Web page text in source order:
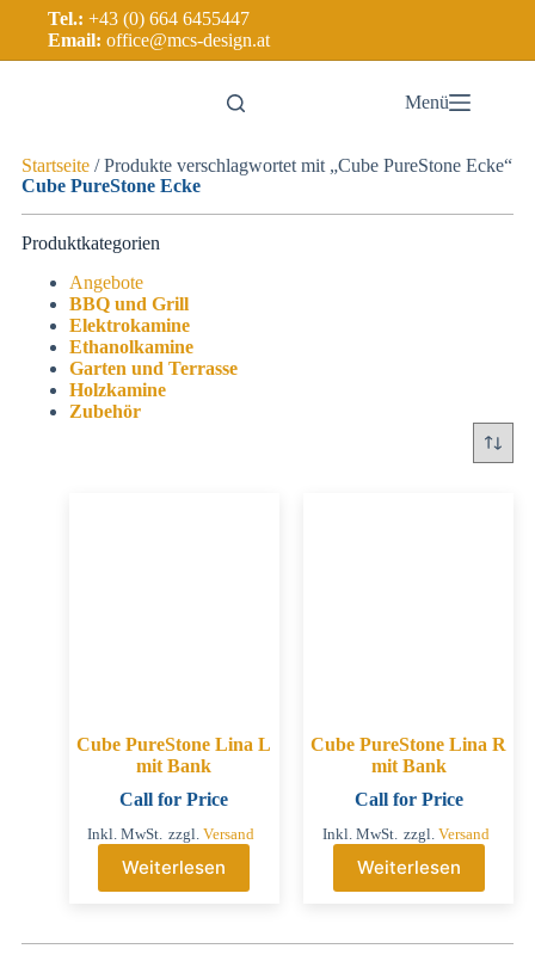
Tel.: +43 (0) 664 6455447
Email: office@mcs-design.at
Menü
Startseite/ Produkte verschlagwortet mit „Cube PureStone Ecke“
Cube PureStone Ecke
Produktkategorien
Angebote
BBQ und Grill
Elektrokamine
Ethanolkamine
Garten und Terrasse
Holzkamine
Zubehör
Cube PureStone Lina L
mit Bank
Call for Price
Inkl. MwSt. zzgl.Versand
Weiterlesen
Cube PureStone Lina R
mit Bank
Call for Price
Inkl. MwSt. zzgl. Versand
Weiterlesen